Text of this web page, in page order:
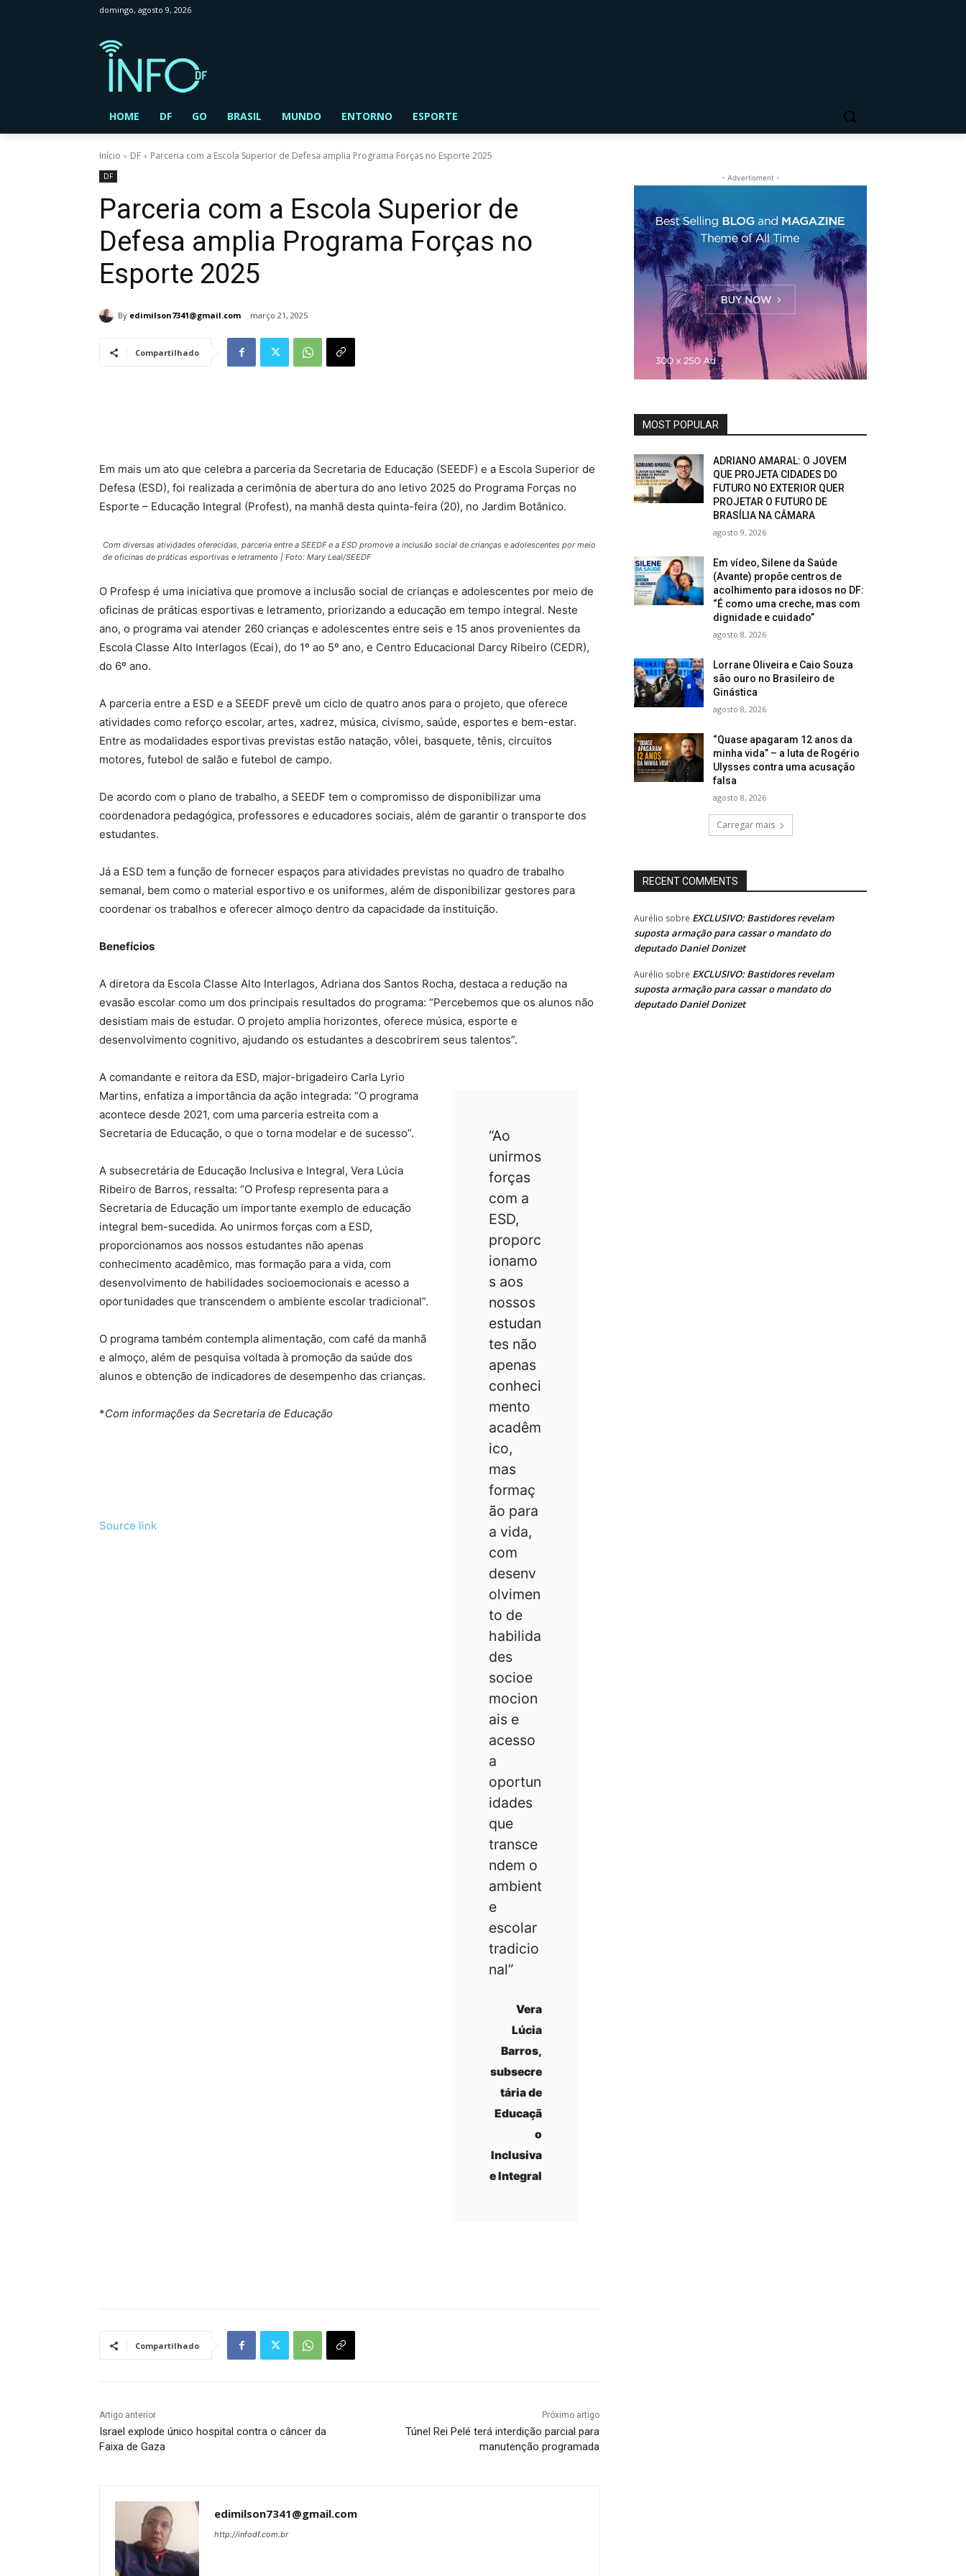
domingo, agosto 9, 2026
HOME DF GO BRASIL MUNDO ENTORNO ESPORTE
Início DF Parceria com a Escola Superior de Defesa amplia Programa Forças no Esporte 2025
DF
Parceria com a Escola Superior de
Defesa amplia Programa Forças no
Esporte 2025
By edimilson7341@gmail.com março 21, 2025
Compartilhado
Em mais um ato que celebra a parceria da Secretaria de Educação (SEEDF) e a Escola Superior de
Defesa (ESD), foi realizada a cerimônia de abertura do ano letivo 2025 do Programa Forças no
Esporte – Educação Integral (Profest), na manhã desta quinta-feira (20), no Jardim Botânico.
Com diversas atividades oferecidas, parceria entre a SEEDF e a ESD promove a inclusão social de crianças e adolescentes por meio
de oficinas de práticas esportivas e letramento | Foto: Mary Leal/SEEDF
O Profesp é uma iniciativa que promove a inclusão social de crianças e adolescentes por meio de
oficinas de práticas esportivas e letramento, priorizando a educação em tempo integral. Neste
ano, o programa vai atender 260 crianças e adolescentes entre seis e 15 anos provenientes da
Escola Classe Alto Interlagos (Ecai), do 1º ao 5º ano, e Centro Educacional Darcy Ribeiro (CEDR),
do 6º ano.
A parceria entre a ESD e a SEEDF prevê um ciclo de quatro anos para o projeto, que oferece
atividades como reforço escolar, artes, xadrez, música, civismo, saúde, esportes e bem-estar.
Entre as modalidades esportivas previstas estão natação, vôlei, basquete, tênis, circuitos
motores, futebol de salão e futebol de campo.
De acordo com o plano de trabalho, a SEEDF tem o compromisso de disponibilizar uma
coordenadora pedagógica, professores e educadores sociais, além de garantir o transporte dos
estudantes.
Já a ESD tem a função de fornecer espaços para atividades previstas no quadro de trabalho
semanal, bem como o material esportivo e os uniformes, além de disponibilizar gestores para
coordenar os trabalhos e oferecer almoço dentro da capacidade da instituição.
Benefícios
A diretora da Escola Classe Alto Interlagos, Adriana dos Santos Rocha, destaca a redução na
evasão escolar como um dos principais resultados do programa: “Percebemos que os alunos não
desistiam mais de estudar. O projeto amplia horizontes, oferece música, esporte e
desenvolvimento cognitivo, ajudando os estudantes a descobrirem seus talentos”.
“Ao
unirmos
forças
com a
ESD,
proporc
ionamo
s aos
nossos
estudan
tes não
apenas
conheci
mento
acadêm
ico,
mas
formaç
ão para
a vida,
com
desenv
olvimen
to de
habilida
des
socioe
mocion
ais e
acesso
a
oportun
idades
que
transce
ndem o
ambient
e
escolar
tradicio
nal”
Vera
Lúcia
Barros,
subsecre
tária de
Educaçã
o
Inclusiva
e Integral
A comandante e reitora da ESD, major-brigadeiro Carla Lyrio
Martins, enfatiza a importância da ação integrada: “O programa
acontece desde 2021, com uma parceria estreita com a
Secretaria de Educação, o que o torna modelar e de sucesso”.
A subsecretária de Educação Inclusiva e Integral, Vera Lúcia
Ribeiro de Barros, ressalta: “O Profesp representa para a
Secretaria de Educação um importante exemplo de educação
integral bem-sucedida. Ao unirmos forças com a ESD,
proporcionamos aos nossos estudantes não apenas
conhecimento acadêmico, mas formação para a vida, com
desenvolvimento de habilidades socioemocionais e acesso a
oportunidades que transcendem o ambiente escolar tradicional”.
O programa também contempla alimentação, com café da manhã
e almoço, além de pesquisa voltada à promoção da saúde dos
alunos e obtenção de indicadores de desempenho das crianças.
*Com informações da Secretaria de Educação
Source link
Compartilhado
Artigo anterior
Israel explode único hospital contra o câncer da
Faixa de Gaza
Próximo artigo
Túnel Rei Pelé terá interdição parcial para
manutenção programada
edimilson7341@gmail.com
http://infodf.com.br
- Advertisment -
MOST POPULAR
ADRIANO AMARAL: O JOVEM
QUE PROJETA CIDADES DO
FUTURO NO EXTERIOR QUER
PROJETAR O FUTURO DE
BRASÍLIA NA CÂMARA
agosto 9, 2026
Em vídeo, Silene da Saúde
(Avante) propõe centros de
acolhimento para idosos no DF:
“É como uma creche, mas com
dignidade e cuidado”
agosto 8, 2026
Lorrane Oliveira e Caio Souza
são ouro no Brasileiro de
Ginástica
agosto 8, 2026
“Quase apagaram 12 anos da
minha vida” – a luta de Rogério
Ulysses contra uma acusação
falsa
agosto 8, 2026
Carregar mais
RECENT COMMENTS
Aurélio sobre EXCLUSIVO: Bastidores revelam
suposta armação para cassar o mandato do
deputado Daniel Donizet
Aurélio sobre EXCLUSIVO: Bastidores revelam
suposta armação para cassar o mandato do
deputado Daniel Donizet